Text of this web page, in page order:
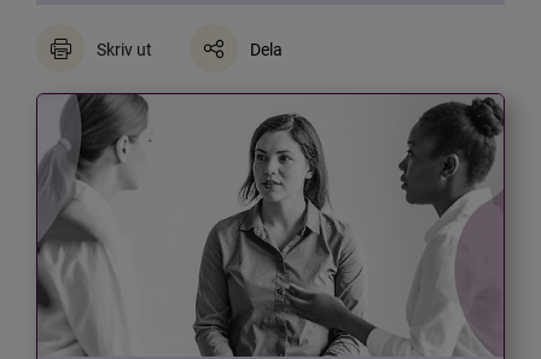
Skriv ut Dela